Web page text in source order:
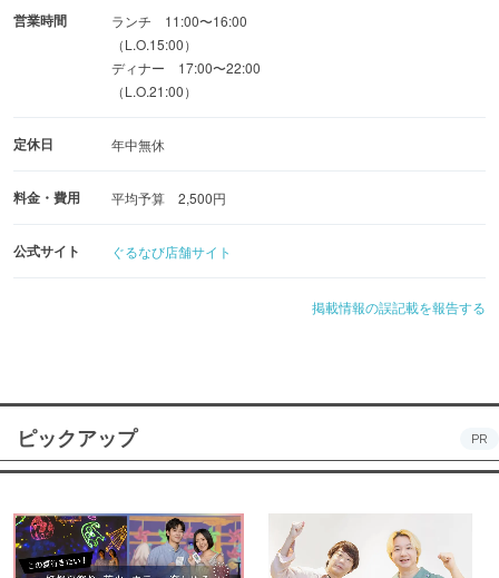
は、
お一人様からご家族連れまで、様々なシーンでくつろぎの
ひとときをお過ごしいただけます。
GROCERIAで、美味しい料理と癒しの空間に包まれる、贅
営業時間
ランチ 11:00〜16:00
（L.O.15:00）
ディナー 17:00〜22:00
（L.O.21:00）
定休日 年中無休
料金・費用 平均予算 2,500円
公式サイト ぐるなび店舗サイト
掲載情報の誤記載を報告する
ピックアップ PR